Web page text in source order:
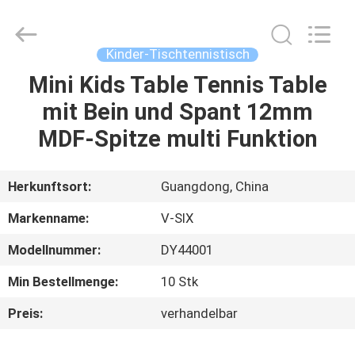
HAUSE
ÜBER
UNS
WERKSBESICHTIGUNG
Sports
Ltd..
Kinder-Tischtennistisch
Mini Kids Table Tennis Table
mit Bein und Spant 12mm
MDF-Spitze multi Funktion
Herkunftsort:
Guangdong, China
Markenname:
V-SIX
Modellnummer:
DY44001
Min Bestellmenge:
10 Stk
Preis:
verhandelbar